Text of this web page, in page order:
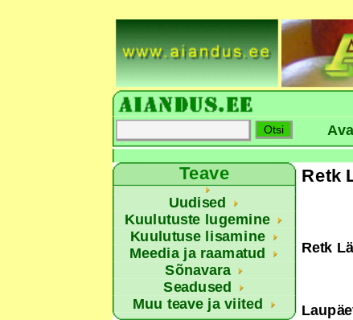
Teave
Uudised
Kuulutuste lugemine
Kuulutuse lisamine
Meedia ja raamatud
Sõnavara
Seadused
Muu teave ja viited
Retk
Retk